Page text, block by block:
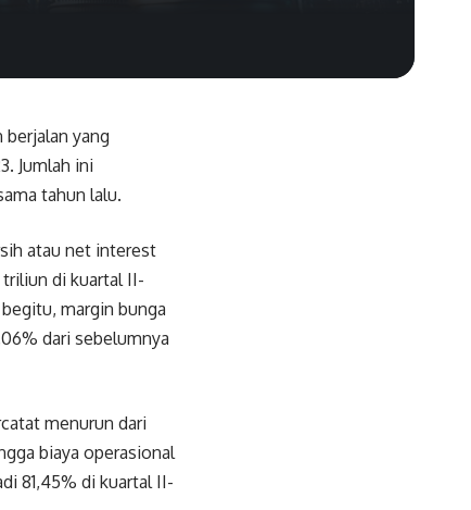
yang
Jumlah ini
tahun lalu.
atau net interest
di kuartal II-
margin bunga
dari sebelumnya
menurun dari
biaya operasional
81,45% di kuartal II-